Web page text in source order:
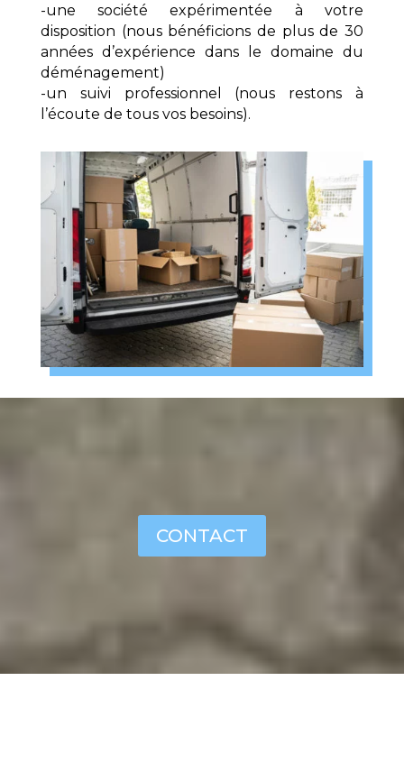
-une société expérimentée à votre
disposition (nous bénéficions de plus de 30
années d’expérience dans le domaine du
déménagement)
-un suivi professionnel (nous restons à
l’écoute de tous vos besoins).
CONTACT